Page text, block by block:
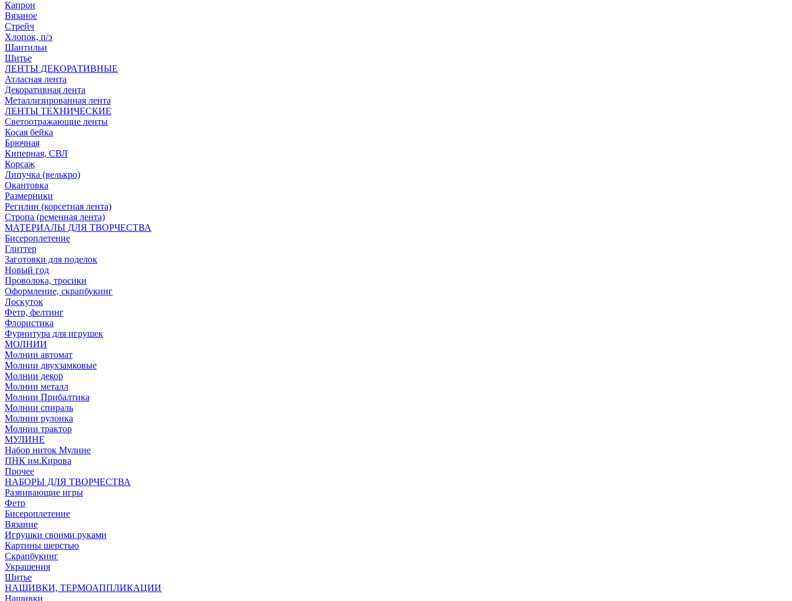
Капрон
Вязаное
Стрейч
Хлопок, п/э
Шантильи
Шитье
ЛЕНТЫ ДЕКОРАТИВНЫЕ
Атласная лента
Декоративная лента
Металлизированная лента
ЛЕНТЫ ТЕХНИЧЕСКИЕ
Светоотражающие ленты
Косая бейка
Брючная
Киперная, СВЛ
Корсаж
Липучка (велькро)
Окантовка
Размерники
Регилин (корсетная лента)
Стропа (ременная лента)
МАТЕРИАЛЫ ДЛЯ ТВОРЧЕСТВА
Бисероплетение
Глиттер
Заготовки для поделок
Новый год
Проволока, тросики
Оформление, скрапбукинг
Лоскуток
Фетр, фелтинг
Флористика
Фурнитура для игрушек
МОЛНИИ
Молнии автомат
Молнии двухзамковые
Молнии декор
Молнии металл
Молнии Прибалтика
Молнии спираль
Молнии рулонка
Молнии трактор
МУЛИНЕ
Набор ниток Мулине
ПНК им.Кирова
Прочее
НАБОРЫ ДЛЯ ТВОРЧЕСТВА
Развивающие игры
Фетр
Бисероплетение
Вязание
Игрушки своими руками
Картины шерстью
Скрапбукинг
Украшения
Шитье
НАШИВКИ, ТЕРМОАППЛИКАЦИИ
Нашивки